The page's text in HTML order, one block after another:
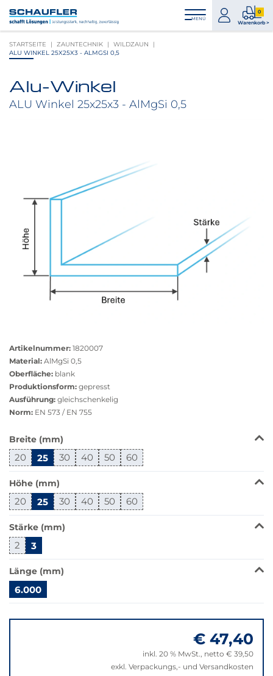
Inhalt
Hauptnavigation
Footernavigation
Logo
Schaufler
verlinkt
zur
MENÜ
zum
Konto
0
Warenkorb >
0
STARTSEITE ZAUNTECHNIK
WILDZAUN
ALU WINKEL 25X25X3 - ALMGSI 0,5
Produktbilder
Alu-Winkel
ALU Winkel 25x25x3 - AlMgSi 0,5
anzeigen
Artikelnummer: 1820007
Material: AlMgSi 0,5
Oberfläche: blank
Produktionsform: gepresst
Ausführung: gleichschenkelig
Norm: EN 573 / EN 755
Produkt
ist
in
dieser
Variante
nicht
verfügbar.
Bei
Klick
wechselt
der
Filter
auf
Breite (mm)
20 25 30 40 50 60
Höhe (mm)
20 25 30 40 50 60
Stärke (mm)
2 3
Länge (mm)
6.000
zu
€ 47,40
inkl. 20 % MwSt., netto € 39,50
exkl. Verpackungs,- und Versandkosten